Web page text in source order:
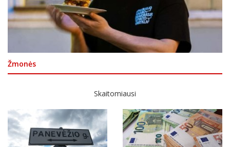
Žmonės
Skaitomiausi